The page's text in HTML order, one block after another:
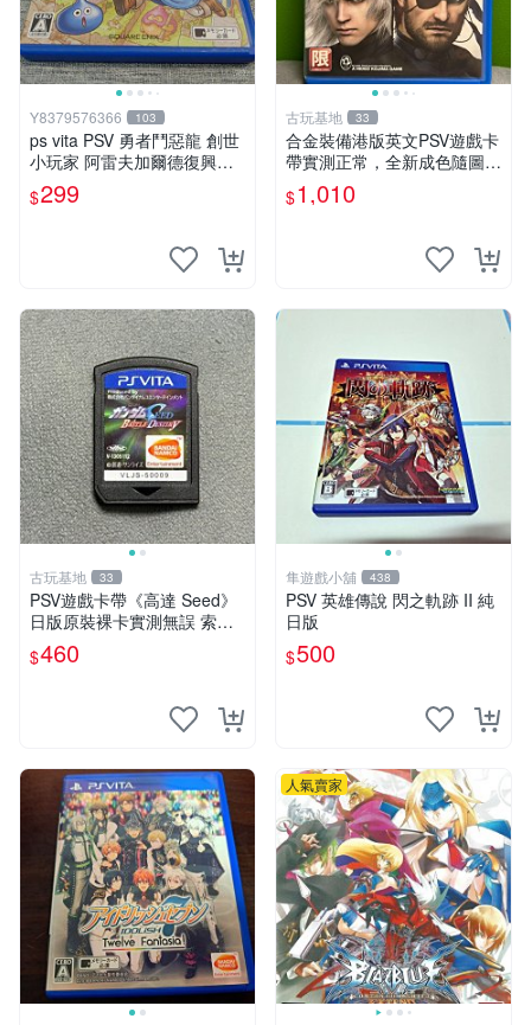
Y8379576366 103
ps vita PSV 勇者鬥惡龍 創世
小玩家 阿雷夫加爾德復興記
純日版 （編號15）
$299
古玩基地 33
合金裝備港版英文PSV遊戲卡
帶實測正常，全新成色隨圖確
認，嚴選 giochi 光盞 游戲
$1,010
古玩基地 33
PSV遊戲卡帶《高達 Seed》
日版原裝裸卡實測無誤 索尼
專機獨享嚴選推薦 psv 高達
無誤卡帶
$460
隼遊戲小舖 438
PSV 英雄傳說 閃之軌跡 II 純
日版
$500
人氣賣家